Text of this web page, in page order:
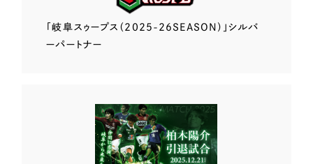
「岐阜スゥープス （2025-26SEASON）」 シルバ
ーパートナー